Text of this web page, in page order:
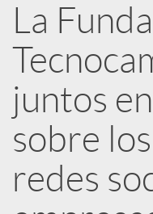
n
R
e
d
La
juntos
sobre
redes